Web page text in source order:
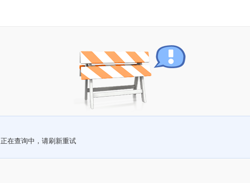
正在查询中，请刷新重试